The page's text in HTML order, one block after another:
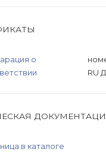
о
RU
в каталоге